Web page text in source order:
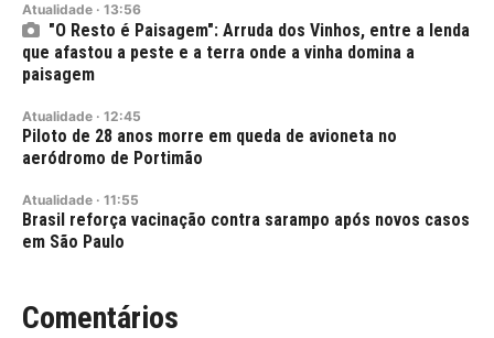
Atualidade · 13:56
"O Resto é Paisagem": Arruda dos Vinhos, entre a lenda
que afastou a peste e a terra onde a vinha domina a
paisagem
Atualidade · 12:45
Piloto de 28 anos morre em queda de avioneta no
aeródromo de Portimão
Atualidade · 11:55
Brasil reforça vacinação contra sarampo após novos casos
em São Paulo
Comentários